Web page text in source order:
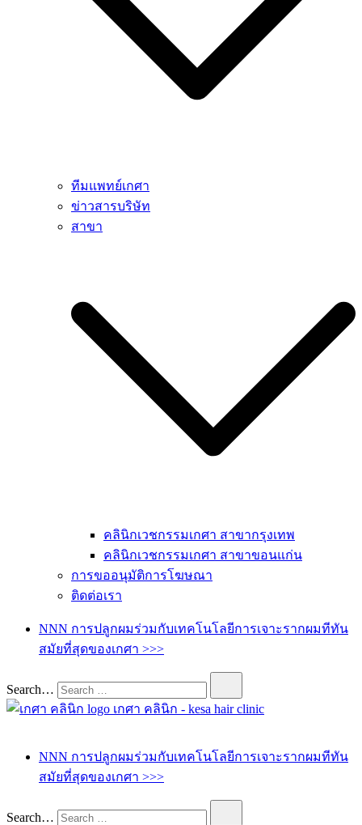
ทีมแพทย์เกศา
ข่าวสารบริษัท
สาขา
คลินิกเวชกรรมเกศา สาขากรุงเทพ
คลินิกเวชกรรมเกศา สาขาขอนแก่น
การขออนุมัติการโฆษณา
ติดต่อเรา
NNN การปลูกผมร่วมกับเทคโนโลยีการเจาะรากผมทีทัน
สมัยที่สุดของเกศา >>>
Search…
NNN การปลูกผมร่วมกับเทคโนโลยีการเจาะรากผมทีทัน
สมัยที่สุดของเกศา >>>
Search…